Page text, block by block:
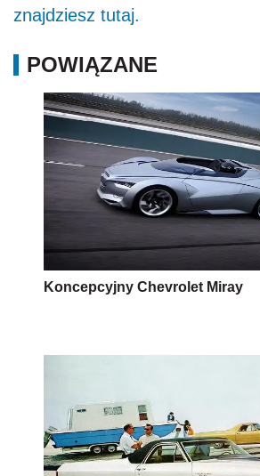
znajdziesz tutaj.
POWIĄZANE
Koncepcyjny Chevrolet Miray